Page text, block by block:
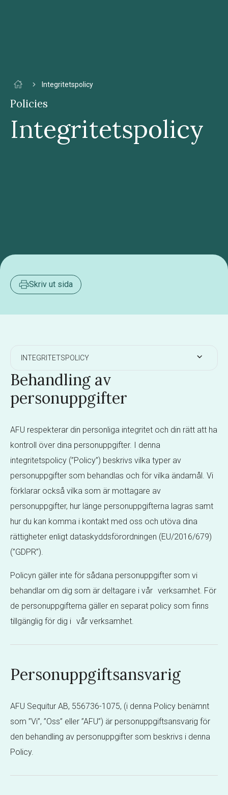
Integritetspolicy
Policies
Integritetspolicy
Skriv ut sida
INTEGRITETSPOLICY
Behandling av
personuppgifter
AFU respekterar din personliga integritet och din rätt att ha
kontroll över dina personuppgifter. I denna
integritetspolicy (”Policy”) beskrivs vilka typer av
personuppgifter som behandlas och för vilka ändamål. Vi
förklarar också vilka som är mottagare av
personuppgifter, hur länge personuppgifterna lagras samt
hur du kan komma i kontakt med oss och utöva dina
rättigheter enligt dataskyddsförordningen (EU/2016/679)
(”GDPR”).
Policyn gäller inte för sådana personuppgifter som vi
behandlar om dig som är deltagare i vår verksamhet. För
de personuppgifterna gäller en separat policy som finns
tillgänglig för dig i vår verksamhet.
Personuppgiftsansvarig
AFU Sequitur AB, 556736-1075, (i denna Policy benämnt
som ”Vi”, ”Oss” eller ”AFU”) är personuppgiftsansvarig för
den behandling av personuppgifter som beskrivs i denna
Policy.